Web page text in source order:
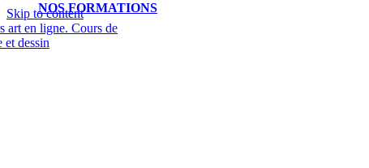
Skip to content
NOS FORMATIONS